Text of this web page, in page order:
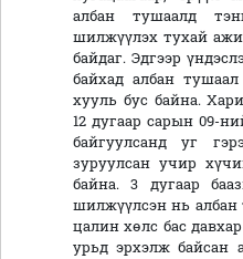
албан тушаалд
шилжүүлэх тухай
байдаг. Эдгээр
байхад албан
хууль бус байна.
12 дугаар сарын 09-
байгуулсанд уг
зуруулсан учир
байна. 3 дугаар
шилжүүлсэн нь албан
цалин хөлс бас
урьд эрхэлж байсан